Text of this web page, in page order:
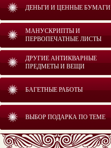
ДЕНЬГИ И ЦЕННЫЕ БУМАГИ
МАНУСКРИПТЫ И
ПЕРВОПЕЧАТНЫЕ ЛИСТЫ
ДРУГИЕ АНТИКВАРНЫЕ
ПРЕДМЕТЫ И ВЕЩИ
БАГЕТНЫЕ РАБОТЫ
ВЫБОР ПОДАРКА ПО ТЕМЕ